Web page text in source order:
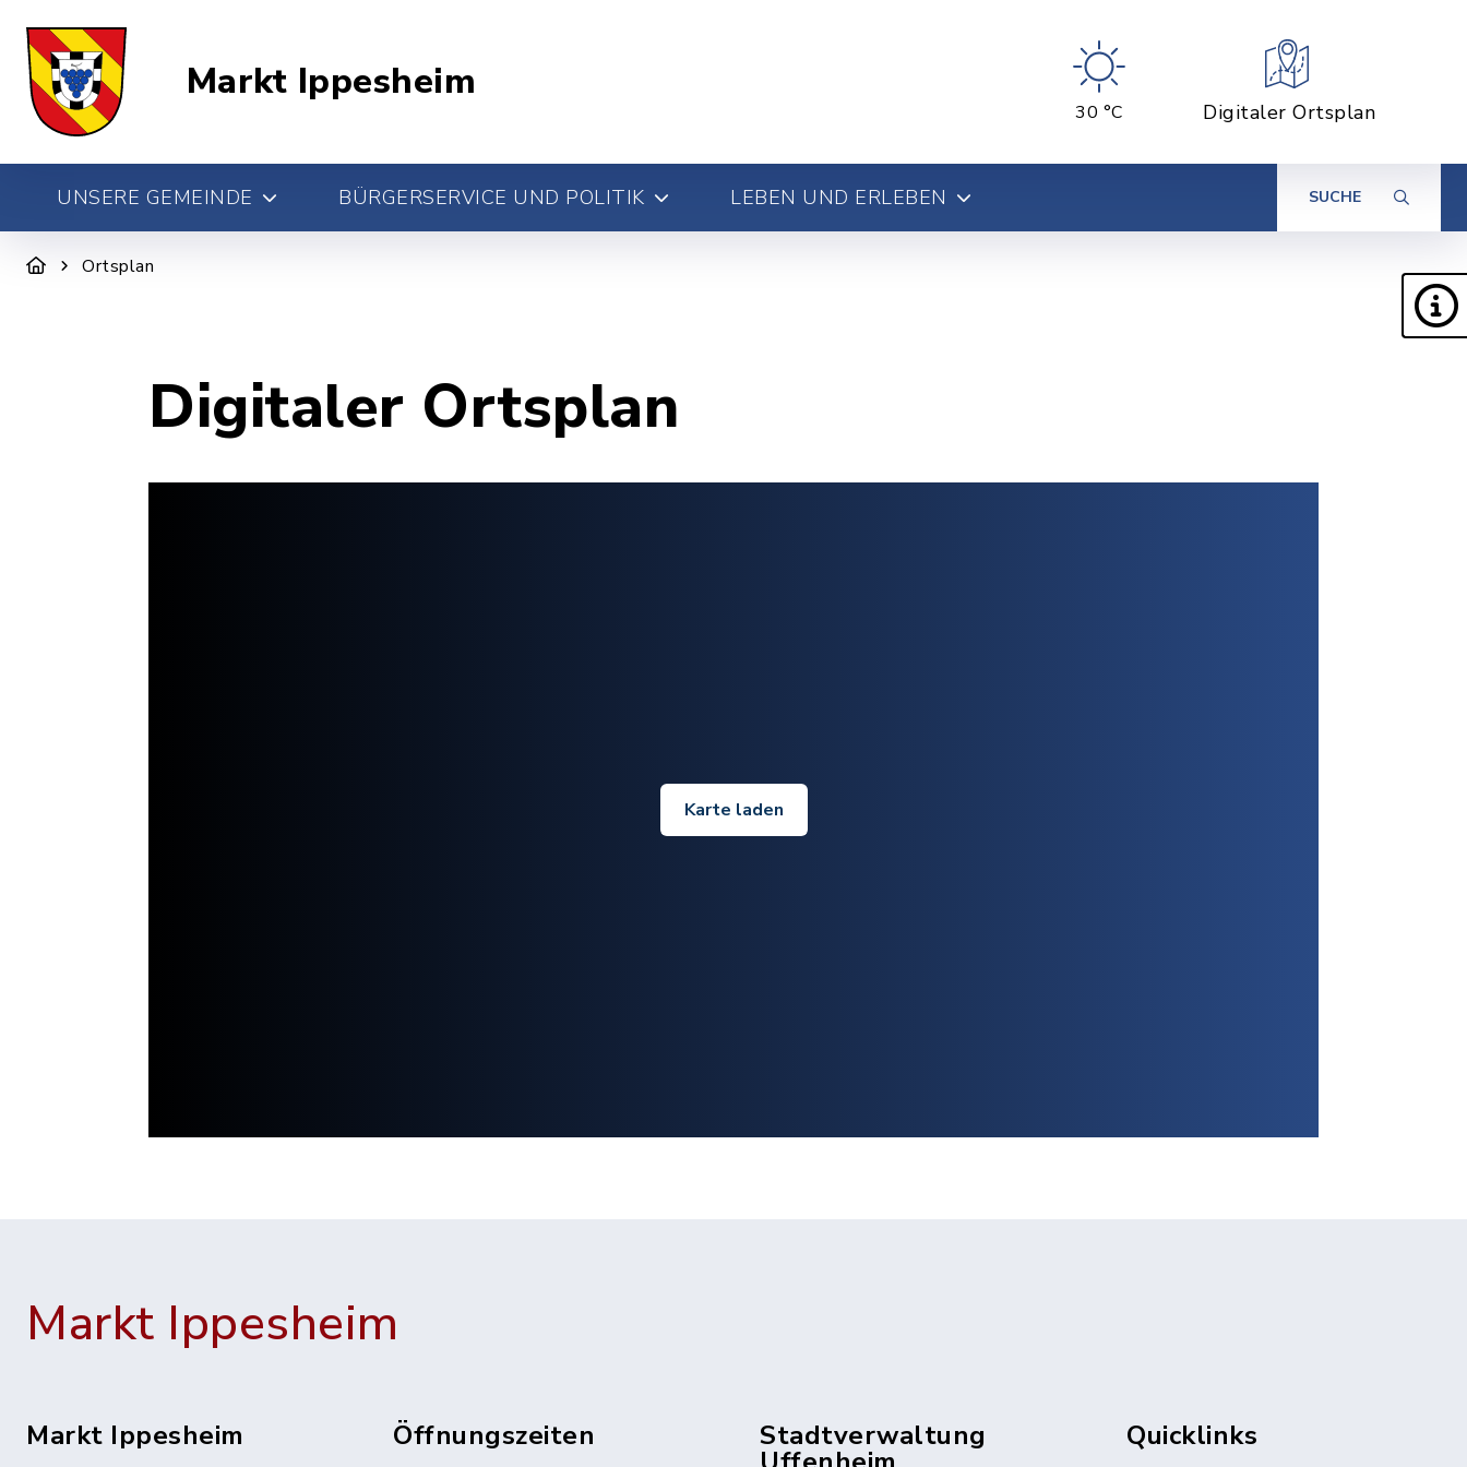
Markt Ippesheim
30 °C Digitaler Ortsplan
UNSERE GEMEINDE BÜRGERSERVICE UND POLITIK LEBEN UND ERLEBEN SUCHE
Ortsplan
Digitaler Ortsplan
Karte laden
Markt Ippesheim
Markt Ippesheim Öffnungszeiten Stadtverwaltung Quicklinks